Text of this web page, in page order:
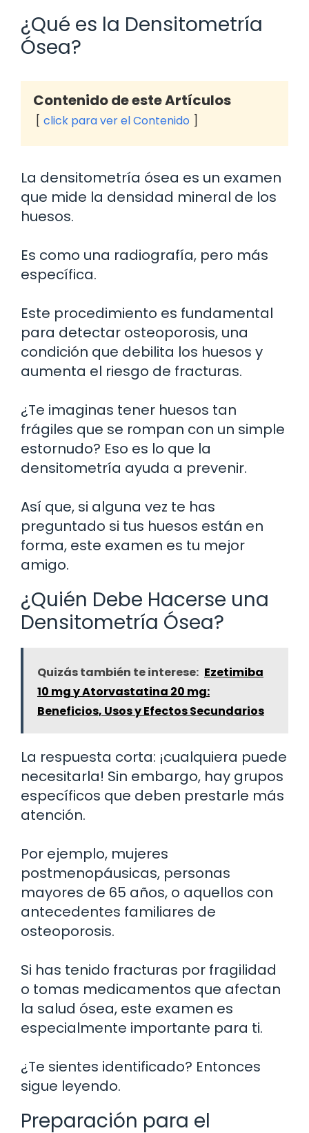
¿Qué es la Densitometría
Ósea?
Contenido de este Artículos
click para ver el Contenido
La densitometría ósea es un examen
que mide la densidad mineral de los
huesos.
Es como una radiografía, pero más
específica.
Este procedimiento es fundamental
para detectar osteoporosis, una
condición que debilita los huesos y
aumenta el riesgo de fracturas.
¿Te imaginas tener huesos tan
frágiles que se rompan con un simple
estornudo? Eso es lo que la
densitometría ayuda a prevenir.
Así que, si alguna vez te has
preguntado si tus huesos están en
forma, este examen es tu mejor
amigo.
¿Quién Debe Hacerse una
Densitometría Ósea?
Quizás también te interese: Ezetimiba
10 mg y Atorvastatina 20 mg:
Beneficios, Usos y Efectos Secundarios
La respuesta corta: ¡cualquiera puede
necesitarla! Sin embargo, hay grupos
específicos que deben prestarle más
atención.
Por ejemplo, mujeres
postmenopáusicas, personas
mayores de 65 años, o aquellos con
antecedentes familiares de
osteoporosis.
Si has tenido fracturas por fragilidad
o tomas medicamentos que afectan
la salud ósea, este examen es
especialmente importante para ti.
¿Te sientes identificado? Entonces
sigue leyendo.
Preparación para el